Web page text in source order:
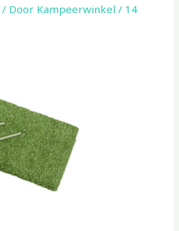
/ Door Kampeerwinkel/ 14